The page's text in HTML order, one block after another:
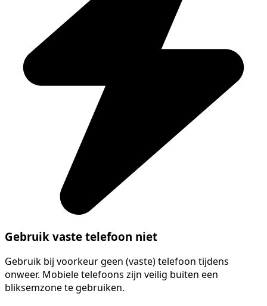
Gebruik vaste telefoon niet
Gebruik bij voorkeur geen (vaste) telefoon tijdens
onweer. Mobiele telefoons zijn veilig buiten een
bliksemzone te gebruiken.